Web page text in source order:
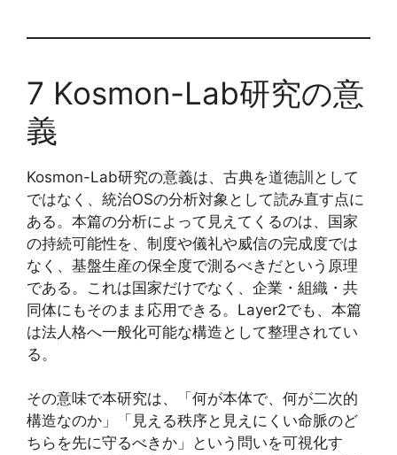
7 Kosmon-Lab研究の意
義
Kosmon-Lab研究の意義は、古典を道徳訓として
ではなく、統治OSの分析対象として読み直す点に
ある。本篇の分析によって見えてくるのは、国家
の持続可能性を、制度や儀礼や威信の完成度では
なく、基盤生産の保全度で測るべきだという原理
である。これは国家だけでなく、企業・組織・共
同体にもそのまま応用できる。Layer2でも、本篇
は法人格へ一般化可能な構造として整理されてい
る。
その意味で本研究は、「何が本体で、何が二次的
構造なのか」「見える秩序と見えにくい命脈のど
ちらを先に守るべきか」という問いを可視化す